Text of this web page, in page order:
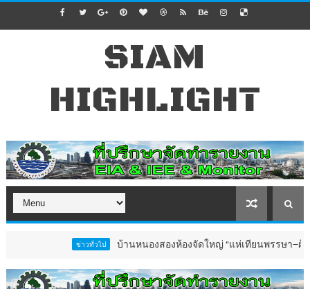
SIAM
HIGHLIGHT
บ้านหนองสองห้องจัดใหญ่ “แห่เทียนพรรษา–ผ้าป่าซาเล้งปล